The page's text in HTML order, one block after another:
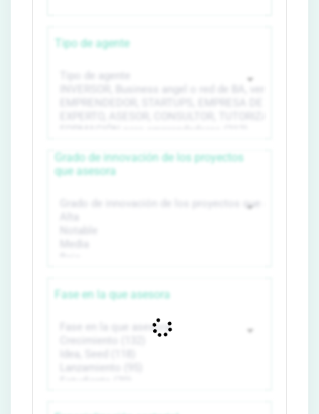
Tipo de agente
Grado de innovación de los proyectos
que asesora
Fase en la que asesora